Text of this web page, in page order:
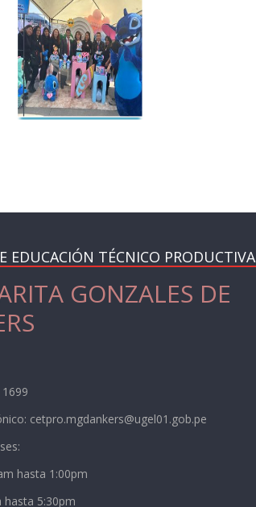
EDUCACIÓN TÉCNICO PRODUCTIVA
GONZALES DE
cetpro.mgdankers@ugel01.gob.pe
hasta 1:00pm
hasta 5:30pm